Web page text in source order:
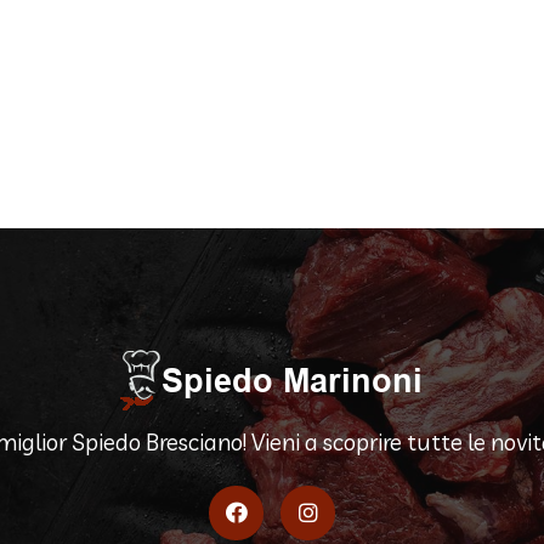
Spiedo Bresciano! Vieni a scoprire tutte le